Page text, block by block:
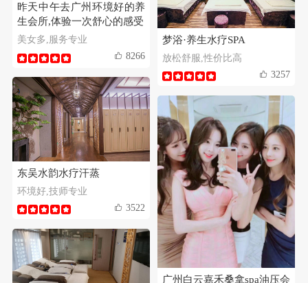
昨天中午去广州环境好的养
生会所,体验一次舒心的感受
美女多,服务专业
8266
梦浴·养生水疗SPA
放松舒服,性价比高
3257
东吴水韵水疗汗蒸
环境好,技师专业
3522
广州白云嘉禾桑拿spa油压会